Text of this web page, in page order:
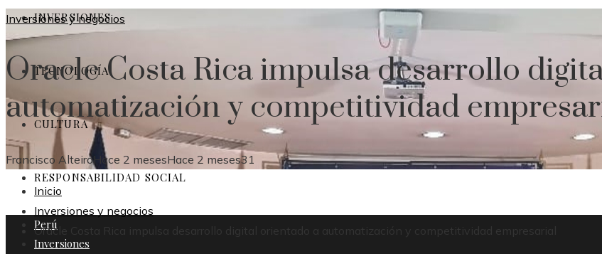
INVERSIONES
TECNOLOGÍA
CULTURA
RESPONSABILIDAD SOCIAL
Perú
Inversiones
Inversiones y negocios
Oracle Costa Rica impulsa desarrollo
automatización y competitividad
Francisco AlteiroHace 2 mesesHace 2 meses31
Inicio
Inversiones y negocios
Oracle Costa Rica impulsa desarrollo digital orientado a automatización y competitividad empresarial